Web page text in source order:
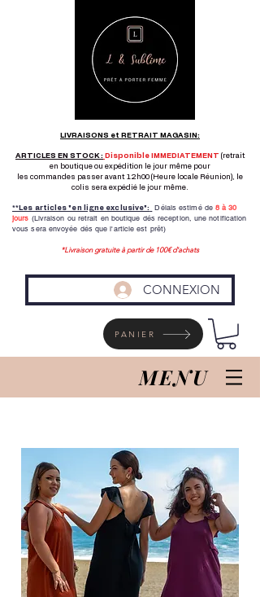
LIVRAISONS et RETRAIT MAGASIN:
ARTICLES EN STOCK : Disponible IMMEDIATEMENT (retrait
en boutique ou expédition le jour même pour
les commandes passer avant 12h00 (Heure locale Réunion), le
colis sera expédié le jour même.
**Les articles "en ligne exclusive": Délais estimé de 8 à 30
jours (Livraison ou retrait en boutique dés reception, une notification
vous sera envoyée dés que l'article est prêt)
*Livraison gratuite à partir de 100€ d'achats
CONNEXION
PANIER
MENU